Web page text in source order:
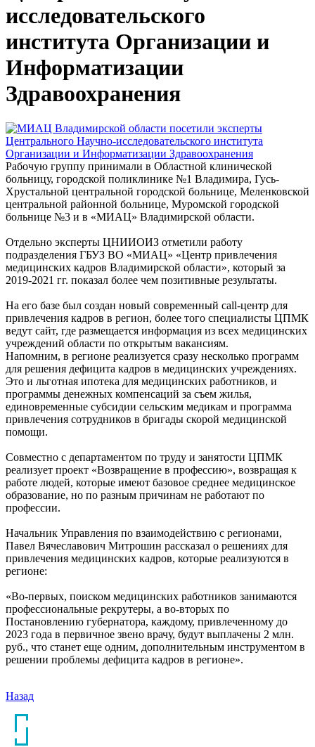
исследовательского
института Организации и
Информатизации
Здравоохранения
Рабочую группу принимали в Областной клинической
больницу, городской поликлинике №1 Владимира, Гусь-
Хрустальной центральной городской больнице, Меленковской
центральной районной больнице, Муромской городской
больнице №3 и в «МИАЦ» Владимирской области.
Отдельно эксперты ЦНИИОИЗ отметили работу
подразделения ГБУЗ ВО «МИАЦ» «Центр привлечения
медицинских кадров Владимирской области», который за
2019-2021 гг. показал более чем позитивные результаты.
На его базе был создан новый современный call-центр для
привлечения кадров в регион, более того специалисты ЦПМК
ведут сайт, где размещается информация из всех медицинских
учреждений области по открытым вакансиям.
Напомним, в регионе реализуется сразу несколько программ
для решения дефицита кадров в медицинских учреждениях.
Это и льготная ипотека для медицинских работников, и
программы денежных компенсаций за съем жилья,
единовременные субсидии сельским медикам и программа
привлечения сотрудников в бригады скорой медицинской
помощи.
Совместно с департаментом по труду и занятости ЦПМК
реализует проект «Возвращение в профессию», возвращая к
работе людей, которые имеют базовое среднее медицинское
образование, но по разным причинам не работают по
профессии.
Начальник Управления по взаимодействию с регионами,
Павел Вячеславович Митрошин рассказал о решениях для
привлечения медицинских кадров, которые реализуются в
регионе:
«Во-первых, поиском медицинских работников занимаются
профессиональные рекрутеры, а во-вторых по
Постановлению губернатора, каждому, привлеченному до
2023 года в первичное звено врачу, будут выплачены 2 млн.
руб., что станет еще одним, дополнительным инструментом в
решении проблемы дефицита кадров в регионе».
Назад